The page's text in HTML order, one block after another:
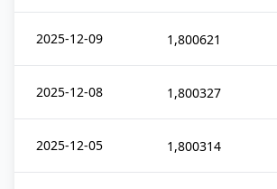
2025-12-09 1,800621
2025-12-08 1,800327
2025-12-05 1,800314